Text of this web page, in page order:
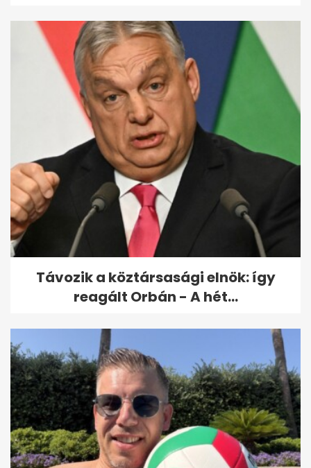
Távozik a köztársasági elnök: így
reagált Orbán - A hét...